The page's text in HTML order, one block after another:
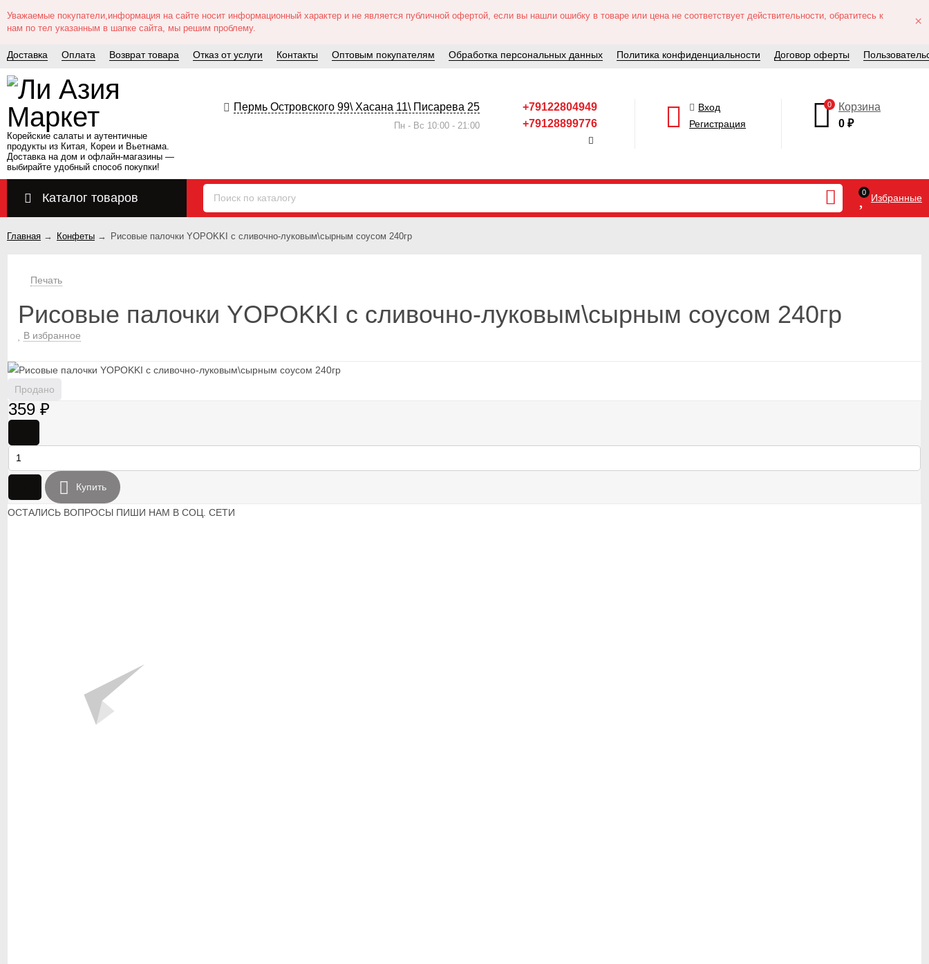
Уважаемые покупатели,информация на сайте носит информационный характер и не является публичной офертой, если вы нашли ошибку в товаре или цена не соответствует действительности, обратитесь к
нам по тел указанным в шапке сайта, мы решим проблему.
×
Доставка Оплата Возврат товара Отказ от услуги Контакты Оптовым покупателям Обработка персональных данных Политика конфиденциальности Договор оферты
Корейские салаты и аутентичные
продукты из Китая, Кореи и Вьетнама.
Доставка на дом и офлайн‑магазины —
выбирайте удобный способ покупки!
Пермь Островского 99\ Хасана 11\ Писарева 25
Пн - Вс 10:00 - 21:00
+79122804949
+79128899776
Вход
Регистрация
0
Корзина
0₽
Каталог товаров 0 Избранные
Главная → Конфеты → Рисовые палочки YOPOKKI с сливочно-луковым\сырным соусом 240гр
Печать
Рисовые палочки YOPOKKI с сливочно-луковым\сырным соусом 240гр
В избранное
Продано
359 ₽
Купить
ОСТАЛИСЬ ВОПРОСЫ ПИШИ НАМ В СОЦ. СЕТИ